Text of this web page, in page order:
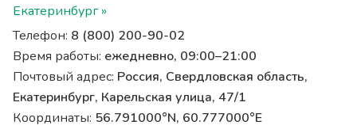
Екатеринбург »
Телефон: 8 (800) 200-90-02
Время работы: ежедневно, 09:00–21:00
Почтовый адрес: Россия, Свердловская область,
Екатеринбург, Карельская улица, 47/1
Координаты: 56.791000°N, 60.777000°E